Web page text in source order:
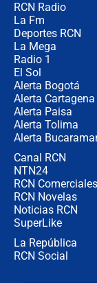
RCN Radio
La Fm
Deportes RCN
La Mega
Radio 1
El Sol
Alerta Bogotá
Alerta Cartagena
Alerta Paisa
Alerta Tolima
Alerta
Canal RCN
NTN24
RCN Comerciales
RCN Novelas
Noticias RCN
SuperLike
La República
RCN Social